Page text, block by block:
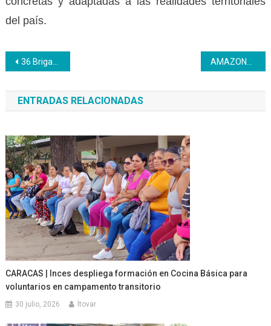
del país.
Navegación
de
entradas
36 Brigadistas Inces fueron formados en Técnica de Rescate: Sistema de Transporte Vertical
ENTRADAS RELACIONADAS
CARACAS | Inces despliega formación en Cocina Básica para
voluntarios en campamento transitorio
30 julio, 2026 ltovar